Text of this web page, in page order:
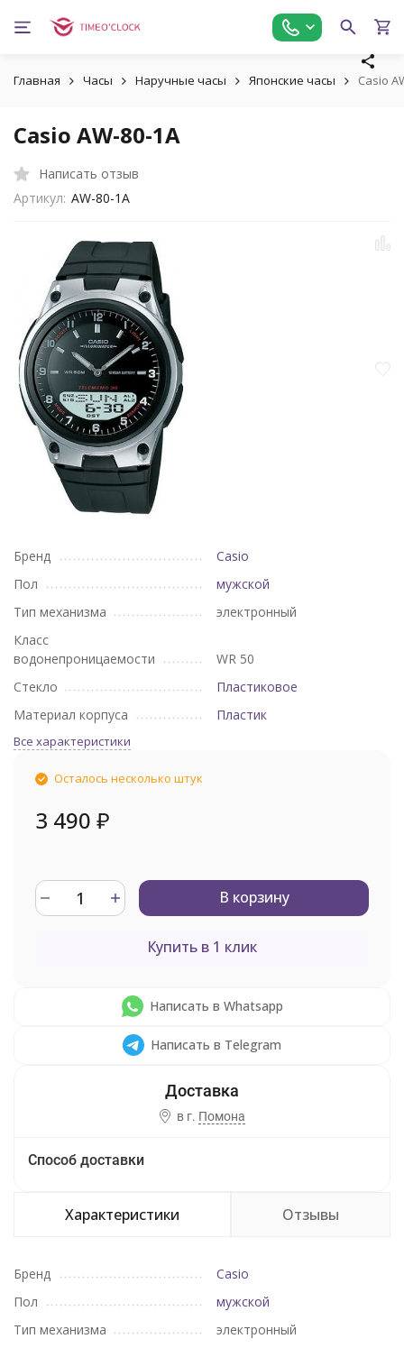
Главная Часы Наручные часы Японские часы Casio
Casio AW-80-1A
Написать отзыв
Артикул: AW-80-1A
Бренд
Casio
Пол
мужской
Тип механизма
электронный
Класс
водонепроницаемости
WR 50
Стекло
Пластиковое
Материал корпуса
Пластик
Все характеристики
Осталось несколько штук
3 490 ₽
В корзину
Купить в 1 клик
Написать в Whatsapp
Написать в Telegram
в г. Помона
Способ доставки
Характеристики Отзывы
Бренд
Casio
Пол
мужской
Тип механизма
электронный